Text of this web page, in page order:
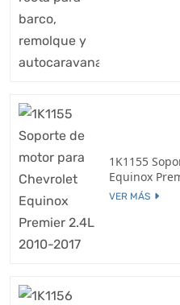
1K1155
Equinox
VER MÁS